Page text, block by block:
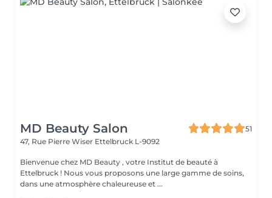
MD Beauty Salon
51
47, Rue Pierre Wiser Ettelbruck L-9092
Bienvenue chez MD Beauty , votre Institut de beauté à
Ettelbruck ! Nous vous proposons une large gamme de soins,
dans une atmosphère chaleureuse et ...